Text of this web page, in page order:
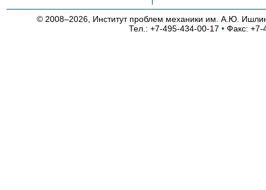
© 2008–2026, Институт проблем механики им. А.Ю.
Тел.: +7-495-434-00-17 • Факс: +7-